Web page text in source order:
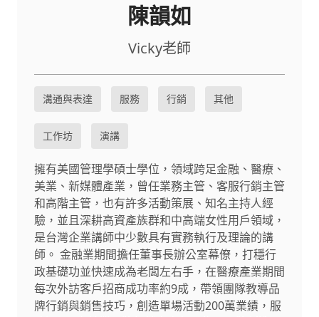
陳韻如
Vicky老師
溝通與表達 服務 行銷 其他
工作坊 演講
擁有美國管理學碩士學位，領域跨足金融、醫療、
美業、新媒體產業，曾任業務主管、客服行銷主管
和高階主管，也有許多活動策展、知名主持人經
驗，並且深耕高資產族群和中高端女性用戶領域，
是台灣企業講師中少數具有實務執行及理論的講
師。 金融業期間擔任董事長辦公室幕僚，打穩行
政基礎功並快速成為老闆左右手，在醫療產業期間
每次外訪客戶招商成功率約9成，帶領團隊教導品
牌行銷與銷售技巧，創造單場活動200萬業績，服